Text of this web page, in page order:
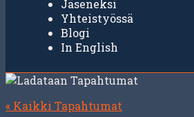
Jäseneksi
Yhteistyössä
Blogi
In English
« Kaikki Tapahtumat